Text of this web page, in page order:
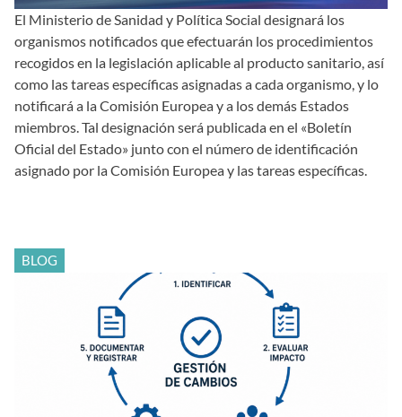
El Ministerio de Sanidad y Política Social designará los
organismos notificados que efectuarán los procedimientos
recogidos en la legislación aplicable al producto sanitario, así
como las tareas específicas asignadas a cada organismo, y lo
notificará a la Comisión Europea y a los demás Estados
miembros. Tal designación será publicada en el «Boletín
Oficial del Estado» junto con el número de identificación
asignado por la Comisión Europea y las tareas específicas.
BLOG